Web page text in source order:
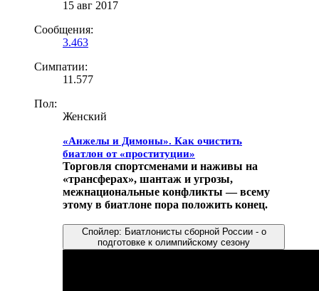
15 авг 2017
Сообщения:
3.463
Симпатии:
11.577
Пол:
Женский
«Анжелы и Димоны». Как очистить
биатлон от «проституции»
Торговля спортсменами и наживы на
«трансферах», шантаж и угрозы,
межнациональные конфликты — всему
этому в биатлоне пора положить конец.
Спойлер: Биатлонисты сборной России - о
подготовке к олимпийскому сезону